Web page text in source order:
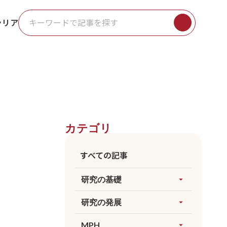
リア
カテゴリ
すべての記事
研究の基礎 arrow_drop_up
すべてを見る
研究の発展 arrow_drop_up
すべてを見る
MPH arrow_drop_up